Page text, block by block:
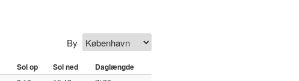
By
Sol op Sol ned Daglængde